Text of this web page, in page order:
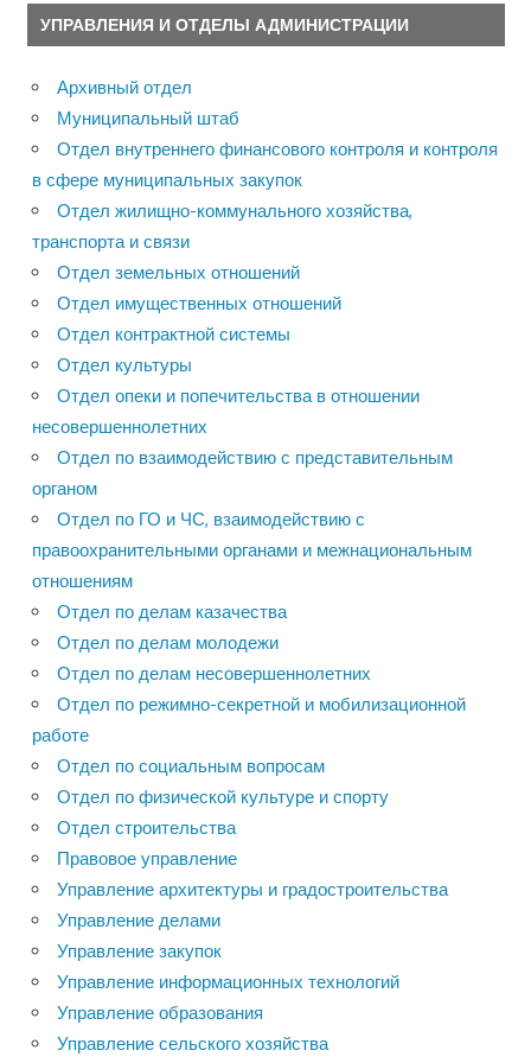
УПРАВЛЕНИЯ И ОТДЕЛЫ АДМИНИСТРАЦИИ
Архивный отдел
Муниципальный штаб
Отдел внутреннего финансового контроля и контроля
в сфере муниципальных закупок
Отдел жилищно-коммунального хозяйства,
транспорта и связи
Отдел земельных отношений
Отдел имущественных отношений
Отдел контрактной системы
Отдел культуры
Отдел опеки и попечительства в отношении
несовершеннолетних
Отдел по взаимодействию с представительным
органом
Отдел по ГО и ЧС, взаимодействию с
правоохранительными органами и межнациональным
отношениям
Отдел по делам казачества
Отдел по делам молодежи
Отдел по делам несовершеннолетних
Отдел по режимно-секретной и мобилизационной
работе
Отдел по социальным вопросам
Отдел по физической культуре и спорту
Отдел строительства
Правовое управление
Управление архитектуры и градостроительства
Управление делами
Управление закупок
Управление информационных технологий
Управление образования
Управление сельского хозяйства